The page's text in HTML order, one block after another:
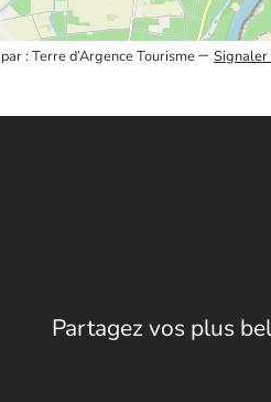
: Terre d’Argence Tourisme– Signaler
Partagez vos plus